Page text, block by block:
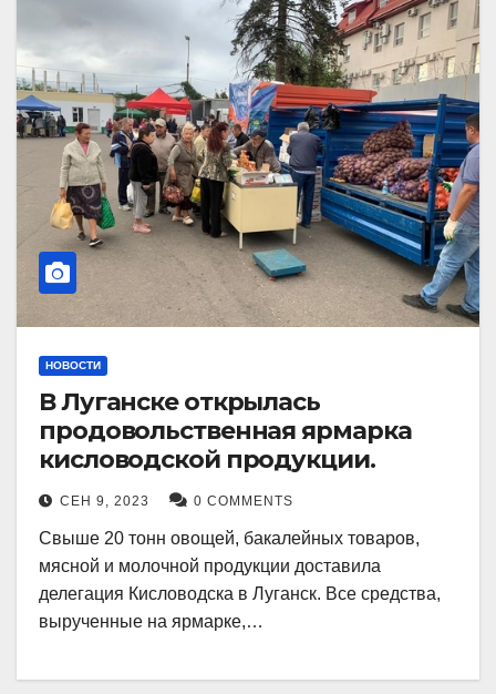
НОВОСТИ
В Луганске открылась
продовольственная ярмарка
кисловодской продукции.
СЕН 9, 2023 0 COMMENTS
Свыше 20 тонн овощей, бакалейных товаров,
мясной и молочной продукции доставила
делегация Кисловодска в Луганск. Все средства,
вырученные на ярмарке,…